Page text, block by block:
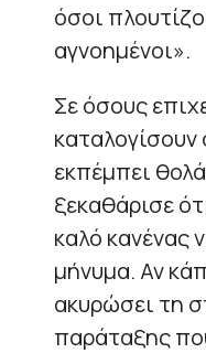
όσοι
αγνοημένοι».
Σε όσους
εκπέμπει
ξεκαθάρισε
καλό κανένας
μήνυμα. Αν
ακυρώσει τη
παράταξης